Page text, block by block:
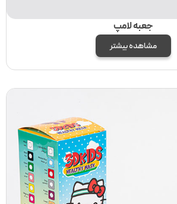
جعبه لامپ
مشاهده بیشتر